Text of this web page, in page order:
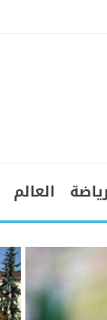
رياضة العالم